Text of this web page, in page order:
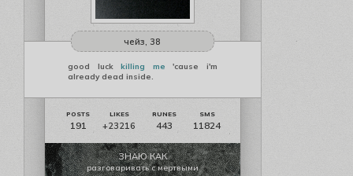
чейз, 38
good luckkilling me 'cause i'm
already dead inside.
191 +23216 443 11824
ЗНАЮ КАК
разговаривать с мертвыми